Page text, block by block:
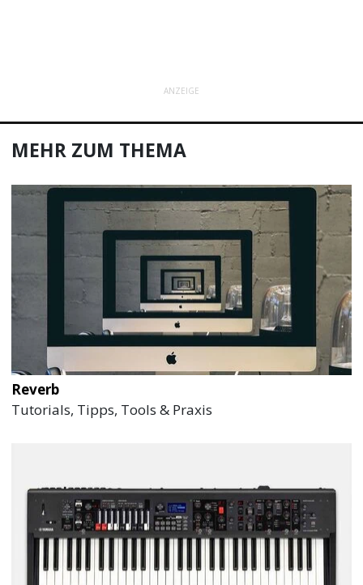
ANZEIGE
MEHR ZUM THEMA
Reverb
Tutorials, Tipps, Tools & Praxis